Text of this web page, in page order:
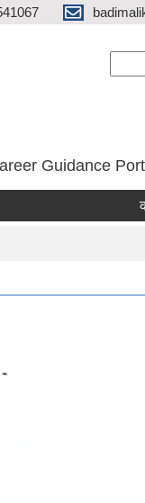
Guidance